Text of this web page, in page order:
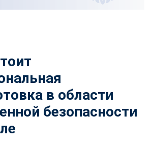
в области
безопасности